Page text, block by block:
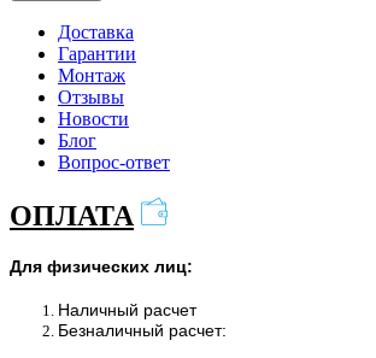
Доставка
Гарантии
Монтаж
Отзывы
Новости
Блог
Вопрос-ответ
ОПЛАТА
Для физических лиц:
Наличный расчет
Безналичный расчет: